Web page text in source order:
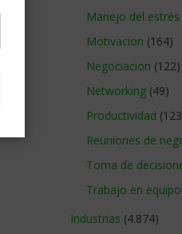
Manejo del estrés
Motivacion (164)
Negociacion (122)
Networking (49)
Productividad
Reuniones de
Toma de
Trabajo en equipo
Industrias (4.874)